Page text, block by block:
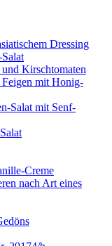
Dressing
Kirschtomaten
Feigen mit Honig-
Salat mit Senf-
Creme
nach Art eines